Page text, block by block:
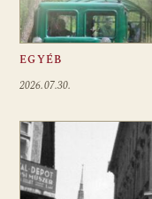
EGYÉB
2026.07.30.